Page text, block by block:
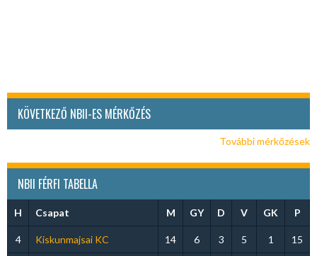
KÖVETKEZŐ NBII-ES MÉRKŐZÉS
További mérkőzések
NBII FÉRFI TABELLA
H Csapat M GY D V GK P
4 Kiskunmajsai KC 14 6 3 5 1 15